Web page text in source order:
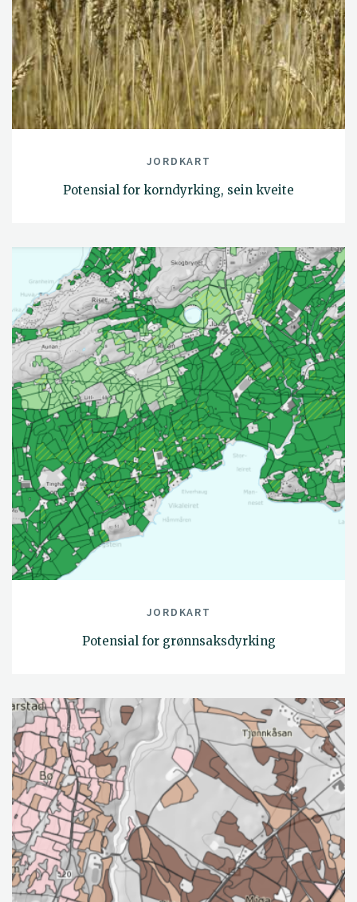
JORDKART
Potensial for korndyrking, sein kveite
JORDKART
Potensial for grønnsaksdyrking